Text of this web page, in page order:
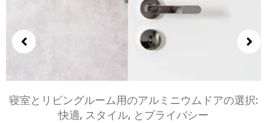
大規模プロジェクト向けのさまざまなタイプのアル
ミニウムドアを探索する